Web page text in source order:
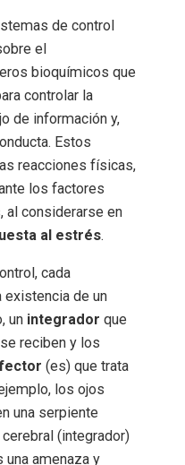
de control
el
bioquímicos que
controlar la
de información y,
Estos
reacciones físicas,
los factores
al considerarse en
al estrés.
cada
de un
un integrador que
reciben y los
(es) que trata
los ojos
una serpiente
(integrador)
amenaza y